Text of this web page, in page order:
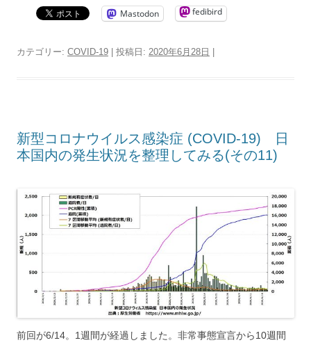
Mastodon fedibird
カテゴリー: COVID-19 | 投稿日: 2020年6月28日
新型コロナウイルス感染症 (COVID-19) 日
本国内の発生状況を整理してみる(その11)
前回が6/14。1週間が経過しました。非常事態宣言から10週間